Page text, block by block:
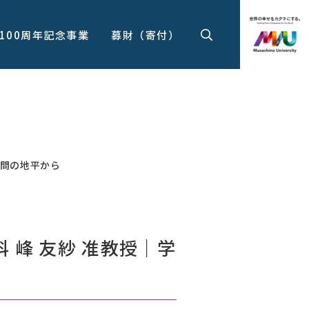
周年記念事業 募財（寄付）
の地平から
峰 友紗 准教授｜学